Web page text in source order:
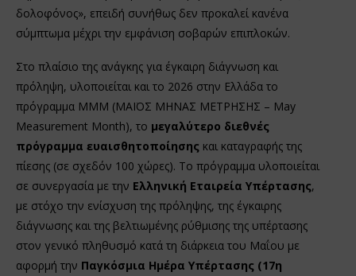
δολοφόνος», επειδή συνήθως δεν προκαλεί κανένα
σύμπτωμα μέχρι την εμφάνιση σοβαρών επιπλοκών.
Στο πλαίσιο της ανάγκης για έγκαιρη διάγνωση και
πρόληψη, υλοποιείται και το 2026 στην Ελλάδα το
πρόγραμμα ΜΜΜ (ΜΑΪΟΣ ΜΗΝΑΣ ΜΕΤΡΗΣΗΣ – May
Measurement Month), το μεγαλύτερο διεθνές
πρόγραμμα ευαισθητοποίησης και καταγραφής της
πίεσης (σε σχεδόν 100 χώρες). Το πρόγραμμα υλοποιείται
σε συνεργασία με την Ελληνική Εταιρεία Υπέρτασης,
με στόχο την ενίσχυση της πρόληψης, της έγκαιρης
διάγνωσης και της βελτιωμένης ρύθμισης της υπέρτασης
στον γενικό πληθυσμό κατά τη διάρκεια του Μαΐου με
αφορμή την Παγκόσμια Ημέρα Υπέρτασης (17η